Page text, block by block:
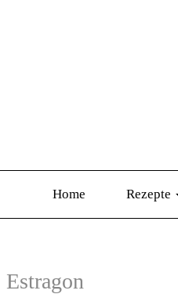
Home Rezepte
Estragon